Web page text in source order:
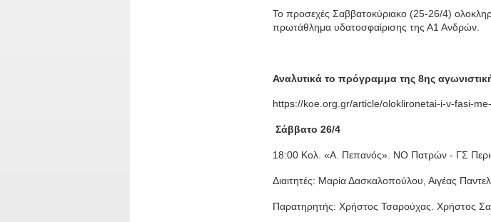
Το προσεχές Σαββατοκύριακο (25-26/4)
πρωτάθλημα υδατοσφαίρισης της Α1 Ανδρών.
Αναλυτικά το πρόγραμμα της 8ης
https://koe.org.gr/article/oloklironetai-i-v-fasi-
Σάββατο 26/4
18:00 Κολ. «Α. Πεπανός». ΝΟ Πατρών - ΓΣ
Διαιτητές: Μαρία Δασκαλοπούλου, Αιγέας
Παρατηρητής: Χρήστος Τσαρούχας. Χρήστος